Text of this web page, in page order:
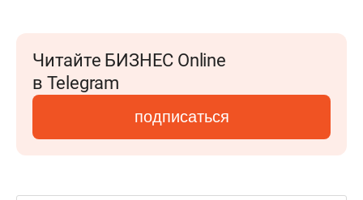
Читайте БИЗНЕС Online
в Telegram
подписаться